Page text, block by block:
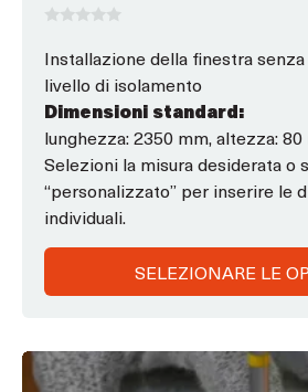
s
u
5
Installazione della finestra
livello di isolamento
Dimensioni standard:
lunghezza: 2350 mm, altezza: 80
Selezioni la misura desiderata o
“personalizzato” per inserire le
individuali.
SELEZIONARE LE
Questo